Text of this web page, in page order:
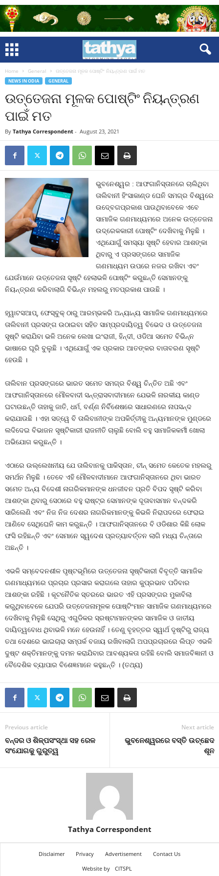
Home General ଉତ୍ତେଜନା ମୂଳକ ପୋଷ୍ଟିଂ ନିୟନ୍ତ୍ରଣ ପାଇଁ ମତ
NEWS IN ODIA GENERAL
ଉତ୍ତେଜନା ମୂଳକ ପୋଷ୍ଟିଂ ନିୟନ୍ତ୍ରଣ
ପାଇଁ ମତ
By Tathya Correspondent - August 23, 2021
ଭୁବନେଶ୍ୱର : ଆଫଗାନିସ୍ତାନରେ ଚାଲିଥିବା
ତାଲିବାନୀ ହିଂସାକାଣ୍ଡ ଘେନି ସମଗ୍ର ବିଶ୍ୱରେ
ଉଦ୍‍ବେଗପ୍ରକାଶ ପାଉଥିବାବେଳେ ଏବେ
ସାମାଜିକ ଗଣମାଧ୍ୟମରେ ଅନେକ ଉତ୍ତେଜନା
ଉଦ୍ରେକକାରୀ ପୋଷ୍ଟିଂ ଦେଖିବାକୁ ମିଳୁଛି ।
ଏଥିଯୋଗୁଁ ସମସ୍ୟା ସୃଷ୍ଟି ହେବାର ଆଶଙ୍କା
ଥିବାରୁ ଏ ପ୍ରସଙ୍ଗରେ ସାମାଜିକ
ଗଣମାଧ୍ୟମ ଉପରେ ନଜର ରଖିବା ଏବଂ
ଯେଉଁମାନେ ଉତ୍ତେଜନା ସୃଷ୍ଟି ହେଲାଭଳି ପୋଷ୍ଟିଂ କରୁଛନ୍ତି ସେମାନଙ୍କୁ
ନିୟନ୍ତ୍ରଣ କରିବାଲାଗି ବିଭିନ୍ନ ମହଲରୁ ମତପ୍ରକାଶ ପାଉଛି ।
ହ୍ୱାଟସଆପ୍‍, ଫେସ୍‍ବୁକ୍‍ ଠାରୁ ଆରମ୍ଭକରି ଅନ୍ୟାନ୍ୟ ସାମାଜିକ ଗଣମାଧ୍ୟମରେ
ତାଲିବାନୀ ପ୍ରସଙ୍ଗ ଉଠାଇବା ସହିତ ସାମ୍ପ୍ରଦାୟିତ୍ୱ ବିଭେଦ ଓ ଉତ୍ତେଜନା
ସୃଷ୍ଟି କରାଯିବା ଭଳି ଅନେକ ଲେଖା ଇଂରାଜୀ, ହିନ୍ଦୀ, ଓଡିଆ ସମେତ ବିଭିନ୍ନ
ଭାଷାରେ ଘୂରି ବୁଲୁଛି । ଏଥିଯୋଗୁଁ ଏକ ପ୍ରକାର ଆତଙ୍କର ବାତାବରଣ ସୃଷ୍ଟି
ହେଉଛି ।
ତାଲିବାନ ପ୍ରସଙ୍ଗରେ ଭାରତ ସମେତ ସମଗ୍ର ବିଶ୍ୱ ଚିନ୍ତିତ ଅଛି ଏବଂ
ଆଫଗାନିସ୍ତାନରେ ମୌଳବାଦୀ ସନ୍ତ୍ରାସବାଦୀମାନେ ଯେଭଳି ନାରକୀୟ କାଣ୍ଡ
ଘଟାଉଛନ୍ତି ତାହାକୁ ଜାତି, ଧର୍ମ, ବର୍ଣ୍ଣ ନିର୍ବିଶେଷରେ ସାଧାରଣରେ ନାପସନ୍ଦ
କରାଯାଉଛି । ଏହା ସତ୍ୱେ ବି ତାଲିବାନୀଙ୍କ ଅପକିର୍ତ୍ତୀକୁ ଅନ୍ୟମାନଙ୍କ ମୁଣ୍ଡରେ
ଲଦିଦେଇ ବିଭାଜନ ସୃଷ୍ଟିକାରୀ ରାଜନୀତି ଚାଲୁଛି ବୋଲି ବହୁ ସାମାଜିକକର୍ମୀ ଖୋଲା
ଅଭିଯୋଗ କରୁଛନ୍ତି ।
ଏଠାରେ ଉଲ୍ଲେଖନୀୟ ଯେ ତାଲିବାନକୁ ପାକିସ୍ତାନ, ଚୀନ୍‍ ସମେତ କେତେକ ମହଲରୁ
ସମର୍ଥନ ମିଳୁଛି । ତେବେ ଏହି ମୌଳବାଦୀମାନେ ଆଫଗାନିସ୍ତାନରେ ଥିବା ଭାରତ
ସମେତ ଅନ୍ୟ ବିଦେଶୀ ନାଗରିକମାନଙ୍କ ଧନଜୀବନ ପ୍ରତି ବିପଦ ସୃଷ୍ଟି କରିବା
ଆଶଙ୍କା ଥିବାରୁ ସେଠାରେ ବହୁ ରାଷ୍ଟ୍ର ସେମାନଙ୍କ ଦୂତାବାସମାନ ବନ୍ଦକରି
ସାରିଲେଣି ଏବଂ ନିଜ ନିଜ ଦେଶର ନାଗରିକମାନଙ୍କୁ କିଭଳି ନିରାପଦରେ ଫେରାଇ
ଆଣିବେ ସେଥିଘେନି କାମ କରୁଛନ୍ତି । ଆଫଗାନିସ୍ତାନରେ ବି ଓଡିଶାର କିଛି ଲୋକ
ଫସି ରହିଛନ୍ତି ଏବଂ ସେମାନେ ସ୍ୱଦେଶ ପ୍ରତ୍ୟାବର୍ତ୍ତନ ଲାଗି ମଧ୍ୟ ଚିନ୍ତାରେ
ଅଛନ୍ତି ।
ଏଭଳି ସମ୍ବେଦନଶୀଳ ପୃଷ୍ଟଭୂମିରେ ଉତ୍ତେଜନା ସୃଷ୍ଟିକାରୀ ବିବୃତ୍ତି ସାମାଜିକ
ଗଣମାଧ୍ୟମରେ ପ୍ରଚାର ପ୍ରସାର କରାଗଲେ ତାହାର କୁପ୍ରଭାବ ପଡିବାର
ଆଶଙ୍କା ରହିଛି । କୂଟନୈତିକ ସ୍ତରରେ ଭାରତ ଏହି ପ୍ରସଙ୍ଗର ମୁକାବିଲା
କରୁଥିବାବେଳେ ଯେପରି ଉତ୍ତେଜନାମୂଳକ ପୋଷ୍ଟିଂମାନ ସାମାଜିକ ଗଣମାଧ୍ୟମରେ
ଦେଖିବାକୁ ମିଳୁଛି ସେଥିରୁ ଏଗୁଡିକର ସ୍ରଷ୍ଟାମାନଙ୍କର ସାମାଜିକ ଓ ଜାତୀୟ
ଦାୟିତ୍ୱବୋଧ ଥିବାଭଳି ମନେ ହେଉନାହିଁ । ତେଣୁ ବୃହତ୍ତର ସ୍ୱାର୍ଥ ଦୃଷ୍ଟିରୁ ରାଜ୍ୟ
ତଥା ଦେଶରେ ଭାଇଚାରା ସମ୍ପର୍କ ବଜାୟ ରଖିବାଲାଗି ଅପପ୍ରଚାରରେ ଲିପ୍ତ ଏଭଳି
ଦୁଷ୍ଟ ଶକ୍ତିମାନଙ୍କୁ ଦମନ କରାଯିବାର ଆବଶ୍ୟକତା ରହିଛି ବୋଲି ସମାଜବିଜ୍ଞାନୀ ଓ
ବୈଦେଶିକ ବ୍ୟାପାର ବିଶେଜ୍ଞମାନେ କହୁଛନ୍ତି । (ତଥ୍ୟ)
Previous article
ବନ୍ଦର ଓ ଶିଳ୍ପସଂସ୍ଥା ସହ ରେଳ
ସଂଯୋଗକୁ ଗୁରୁତ୍ୱ
Next article
ଭୁବନେଶ୍ୱରରେ ବସ୍ତି ଉଚ୍ଛେଦ
ଶୂନ
Tathya Correspondent
Disclaimer Privacy Advertisement
Contact Us
Website by
CITSPL